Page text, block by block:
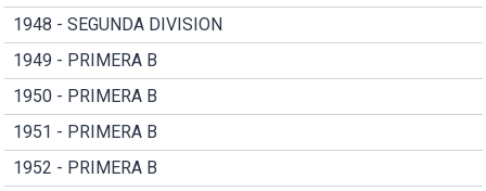
1948 - SEGUNDA DIVISION
1949 - PRIMERA B
1950 - PRIMERA B
1951 - PRIMERA B
1952 - PRIMERA B